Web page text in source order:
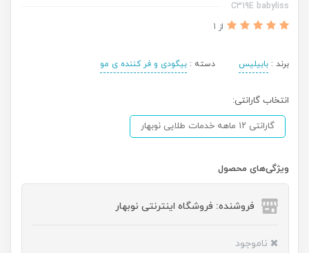
C319E babyliss
از 1
برند : بابیلیس دسته : بیگودی و فر کننده ی مو
انتخاب گارانتی:
گارانتی ۱۲ ماهه خدمات طلایی نوبهار
ویژگی‌های محصول
فروشنده: فروشگاه اینترنتی نوبهار
ناموجود